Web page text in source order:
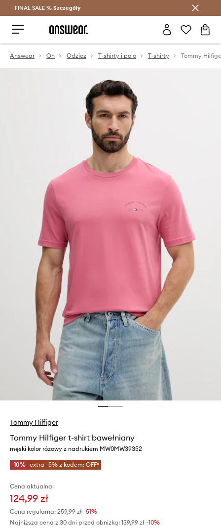
Oszczędzaj z Answear Club >
FINAL SALE % Szczegóły
Answear On Odzież T-shirty i polo T-shirty Tommy
Tommy Hilfiger
Tommy Hilfiger t-shirt bawełniany
męski kolor różowy z nadrukiem MW0MW39352
-10% extra -5% z kodem: OFF*
Cena aktualna:
124,99 zł
Cena regularna: 259,99 zł -51%
Najniższa cena z 30 dni przed obniżką: 139,99 zł -10%